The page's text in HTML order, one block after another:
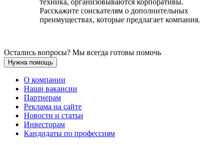
техника, организовываются корпоративы.
Расскажите соискателям о дополнительных
преимуществах, которые предлагает компания.
Остались вопросы? Мы всегда готовы помочь
Нужна помощь
О компании
Наши вакансии
Партнерам
Реклама на сайте
Новости и статьи
Инвесторам
Кандидаты по профессиям